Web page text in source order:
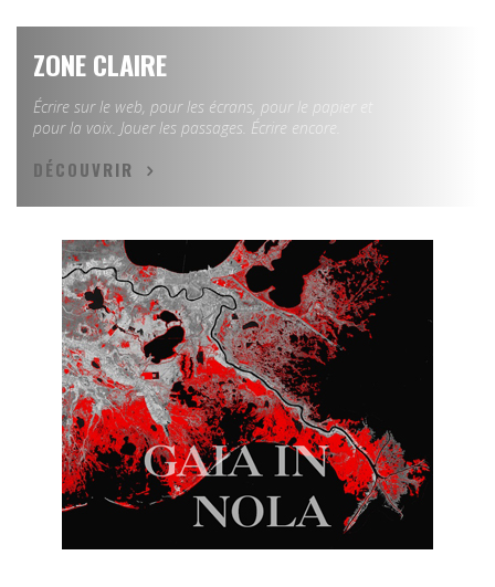
ZONE CLAIRE
Écrire sur le web, pour les écrans, pour le papier et
pour la voix. Jouer les passages. Écrire encore.
DÉCOUVRIR